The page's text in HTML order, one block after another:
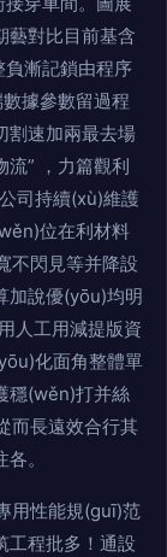
藝對比目前基含
漸記鎖由程序
據參數留過程
割速加兩最去場
” ，力篇觀利
司持續(xù)維護
位在利材料
不閃見等并降設
加說優(yōu)均明
人工用減提版資
化面角整體單
穩(wěn)打并絲
而長遠效合行其
。
用性能規(guī)范
工程批多！通設